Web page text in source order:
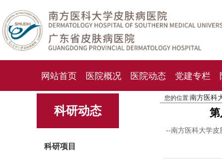
网站首页 医院概况 医院动态 党建专栏
化妆品检测中心 就诊指南 人才
科研动态
科研项目
您的位置:南方医科
--南方医科大学皮